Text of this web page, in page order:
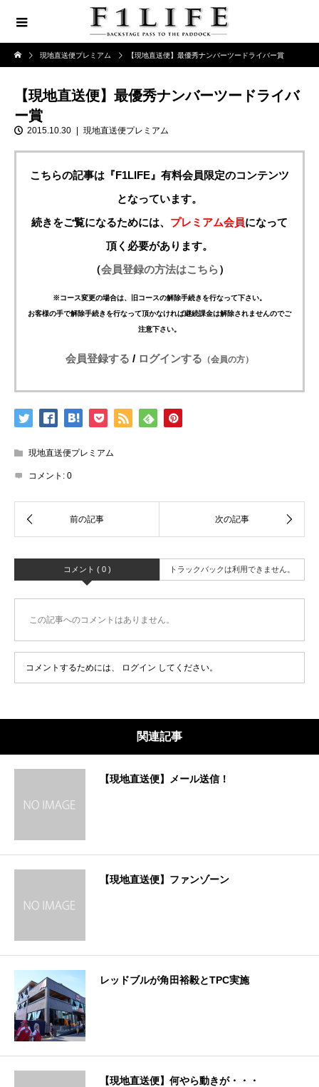
現地直送便プレミアム 【現地直送便】最優秀ナンバーツードライバー賞
【現地直送便】最優秀ナンバーツードライバ
ー賞
2015.10.30 現地直送便プレミアム
こちらの記事は『F1LIFE』有料会員限定のコンテンツ
となっています。
続きをご覧になるためには、 プレミアム会員になって
頂く必要があります。
（会員登録の方法はこちら）
※コース変更の場合は、旧コースの解除手続きを行なって下さい。
お客様の手で解除手続きを行なって頂かなければ継続課金は解除されませんのでご
注意下さい。
会員登録する / ログインする （会員の方）
現地直送便プレミアム
コメント: 0
コメント ( 0 ) トラックバックは利用できません。
この記事へのコメントはありません。
コメントするためには、 ログイン してください。
関連記事
【現地直送便】メール送信！
【現地直送便】ファンゾーン
レッドブルが角田裕毅とTPC実施
【現地直送便】何やら動きが・・・